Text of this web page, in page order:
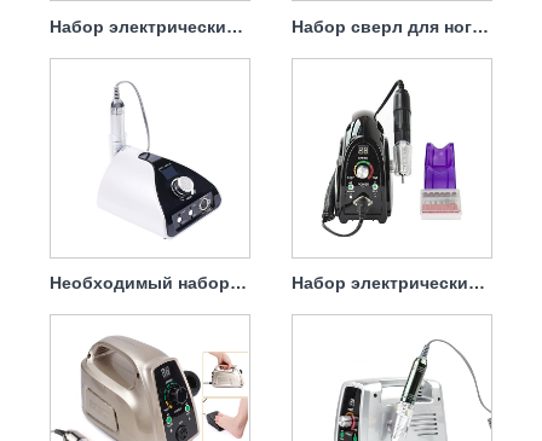
Необходимый набор электрических сверл для ногтей, 65 Вт, 35000 об/мин. Набор электрических сверл для удаления ногтей, 65 Вт, 35000 об/мин